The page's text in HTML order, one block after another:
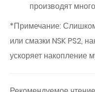
производят
*Примечание:
или смазки NSK PS2,
ускоряет накопление